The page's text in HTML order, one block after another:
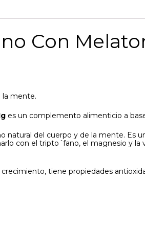
Con
la mente.
es un complemento alimenticio a
del cuerpo y de la mente. Es
con el tripto´fano, el magnesio y
tiene propiedades